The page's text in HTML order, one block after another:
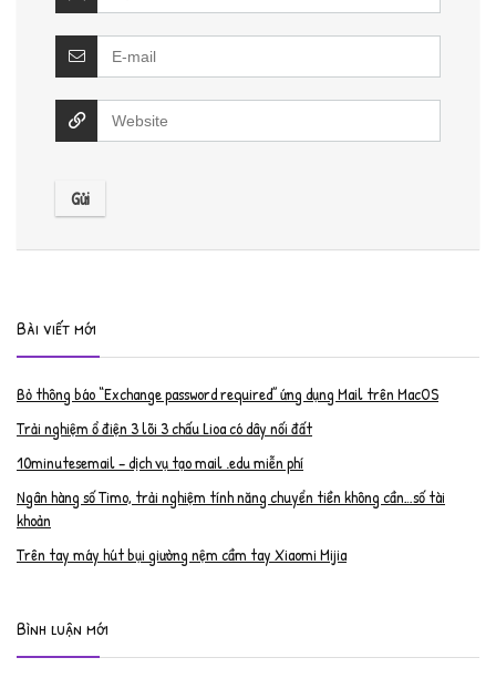
Bài viết mới
Bỏ thông báo “Exchange password required” ứng dụng Mail trên MacOS
Trải nghiệm ổ điện 3 lõi 3 chấu Lioa có dây nối đất
10minutesemail – dịch vụ tạo mail .edu miễn phí
Ngân hàng số Timo, trải nghiệm tính năng chuyển tiền không cần…số tài
khoản
Trên tay máy hút bụi giường nệm cầm tay Xiaomi Mijia
Bình luận mới